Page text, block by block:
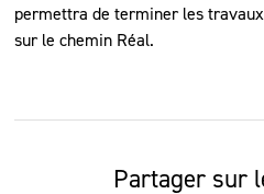
permettra de terminer les
sur le chemin Réal.
Partager sur